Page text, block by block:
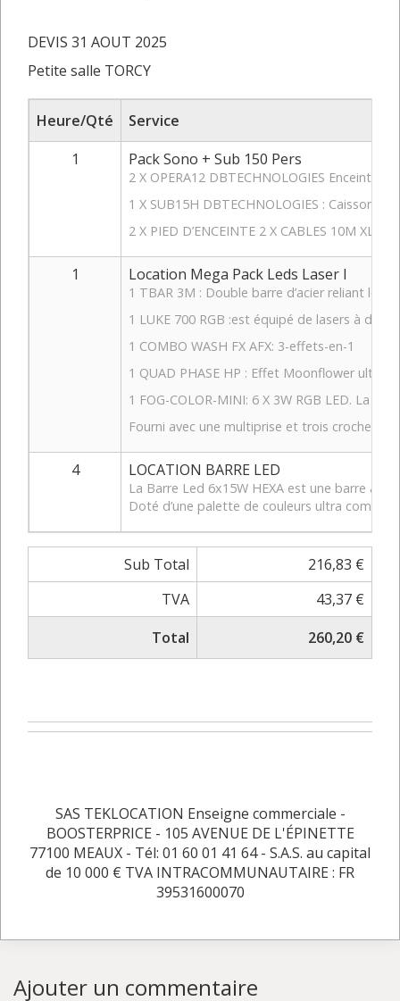
DEVIS 31 AOUT 2025
Petite salle TORCY
Heure/Qté
Service
1
Pack Sono + Sub 150 Pers
2 X OPERA12 DBTECHNOLOGIES Enceinte
1 X SUB15H DBTECHNOLOGIES : Caisson
2 X PIED D’ENCEINTE 2 X CABLES 10M XLRM
1 Location Mega Pack Leds Laser I
1 TBAR 3M : Double barre d’acier reliant les
1 LUKE 700 RGB :est équipé de lasers à
1 COMBO WASH FX AFX: 3-effets-en-1
1 QUAD PHASE HP : Effet Moonflower ultra
1 FOG-COLOR-MINI: 6 X 3W RGB LED. La
Fourni avec une multiprise et trois crochets
4 LOCATION BARRE LED
La Barre Led 6x15W HEXA est une barre à
Doté d’une palette de couleurs ultra
Sub Total
216,83 €
TVA
43,37 €
Total
260,20 €
SAS TEKLOCATION Enseigne commerciale -
BOOSTERPRICE - 105 AVENUE DE L'ÉPINETTE
77100 MEAUX - Tél: 01 60 01 41 64 - S.A.S. au capital
de 10 000 € TVA INTRACOMMUNAUTAIRE : FR
39531600070
Ajouter un commentaire